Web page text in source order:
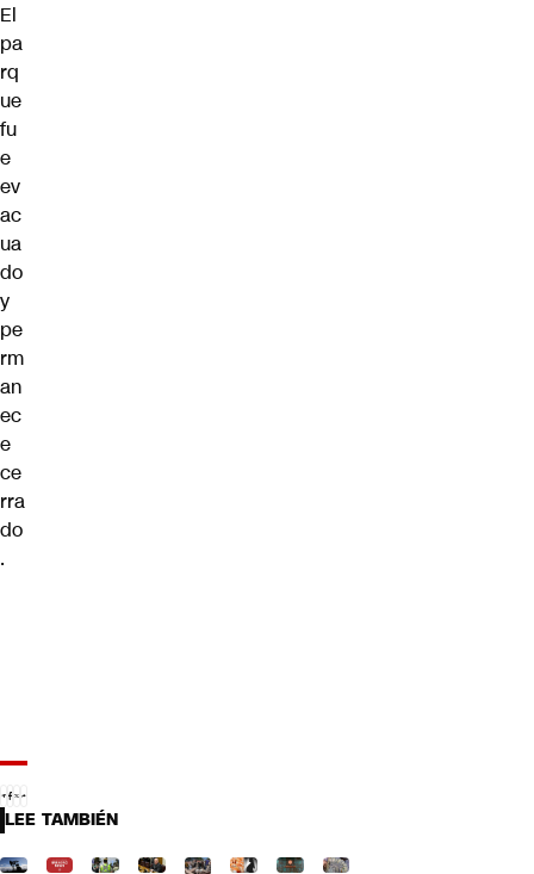
El
pa
rq
ue
fu
e
ev
ac
ua
do
y
pe
rm
an
ec
e
ce
rra
do
.
LEE TAMBIÉN